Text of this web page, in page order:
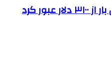
کرد